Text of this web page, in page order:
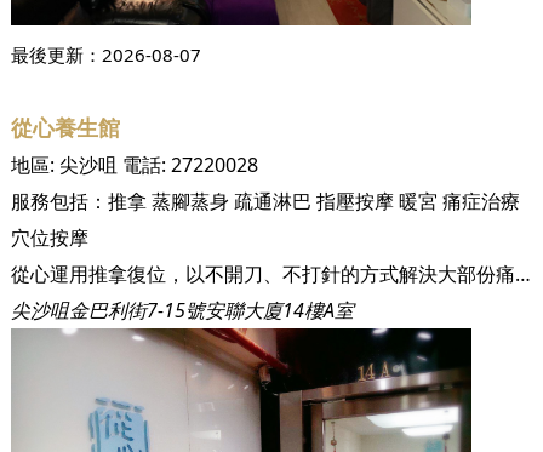
最後更新： 2026-08-07
從心養生館
地區: 尖沙咀 電話: 27220028
服務包括： 推拿蒸腳蒸身疏通淋巴 指壓按摩暖宮 痛症治療
穴位按摩
從心運用推拿復位，以不開刀、不打針的方式解決大部份痛症。 徒手整形手法能做到五官整形，體形塑造之效果。
尖沙咀金巴利街7-15號安聯大廈14樓A室